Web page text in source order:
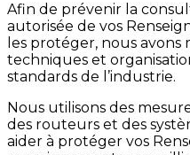
Afin de prévenir la
autorisée de vos
les protéger, nous avons
techniques et
standards de l’industrie.
Nous utilisons des
des routeurs et des
aider à protéger vos